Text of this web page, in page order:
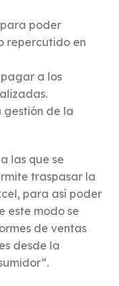
poder
repercutido en
a los
gestión de la
las que se
traspasar la
para así poder
este modo se
de ventas
desde la